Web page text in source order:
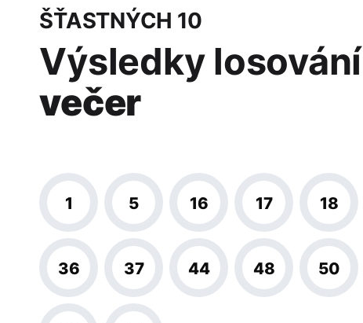
ŠŤASTNÝCH 10
Výsledky losování
večer
1 5 16 17 18
36 37 44 48 50